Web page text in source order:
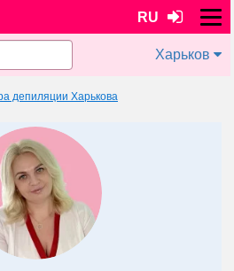
RU
Харьков
депиляции Харькова